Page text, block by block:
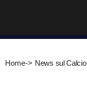
contenuto
Home-> News sul Calcio